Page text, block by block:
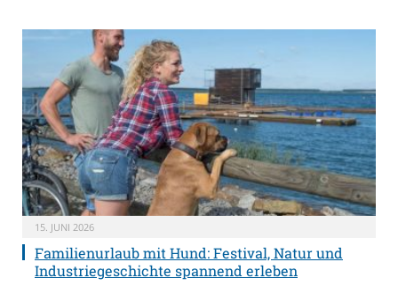
15. JUNI 2026
Familienurlaub mit Hund: Festival, Natur und
Industriegeschichte spannend erleben